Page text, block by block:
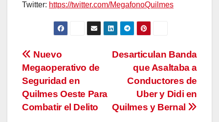
Twitter: https://twitter.com/MegafonoQuilmes
Navegación
de
entradas
Desarticulan Banda
que Asaltaba a
Conductores de
Uber y Didi en
Quilmes y Bernal
Nuevo
Megaoperativo de
Seguridad en
Quilmes Oeste Para
Combatir el Delito